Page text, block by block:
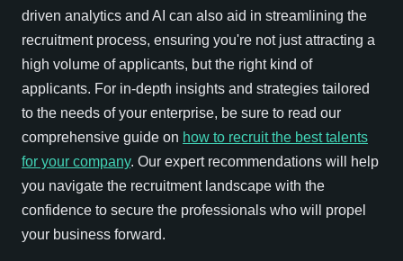
driven analytics and AI can also aid in streamlining the
recruitment process, ensuring you're not just attracting a
high volume of applicants, but the right kind of
applicants. For in-depth insights and strategies tailored
to the needs of your enterprise, be sure to read our
comprehensive guide on how to recruit the best talents
for your company. Our expert recommendations will help
you navigate the recruitment landscape with the
confidence to secure the professionals who will propel
your business forward.